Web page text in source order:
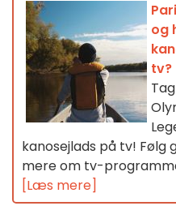
og
tv?
kanosejlads på tv! Følg
mere om tv-
[Læs mere]